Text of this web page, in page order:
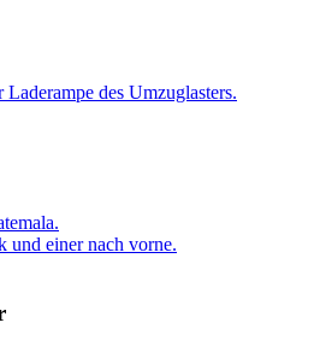
und einer nach vorne.